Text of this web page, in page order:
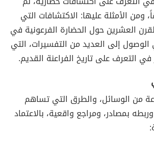
الأمثلة عليها: الاكتشافات التي
العشرين حول الحضارة الفرعونية في
إلى العديد من التفسيرات، التي
في التعرف على تاريخ الفراعنة القديم.
من الوسائل، والطرق التي تساهم
بمصادر، ومراجع واقعية، بالاعتماد